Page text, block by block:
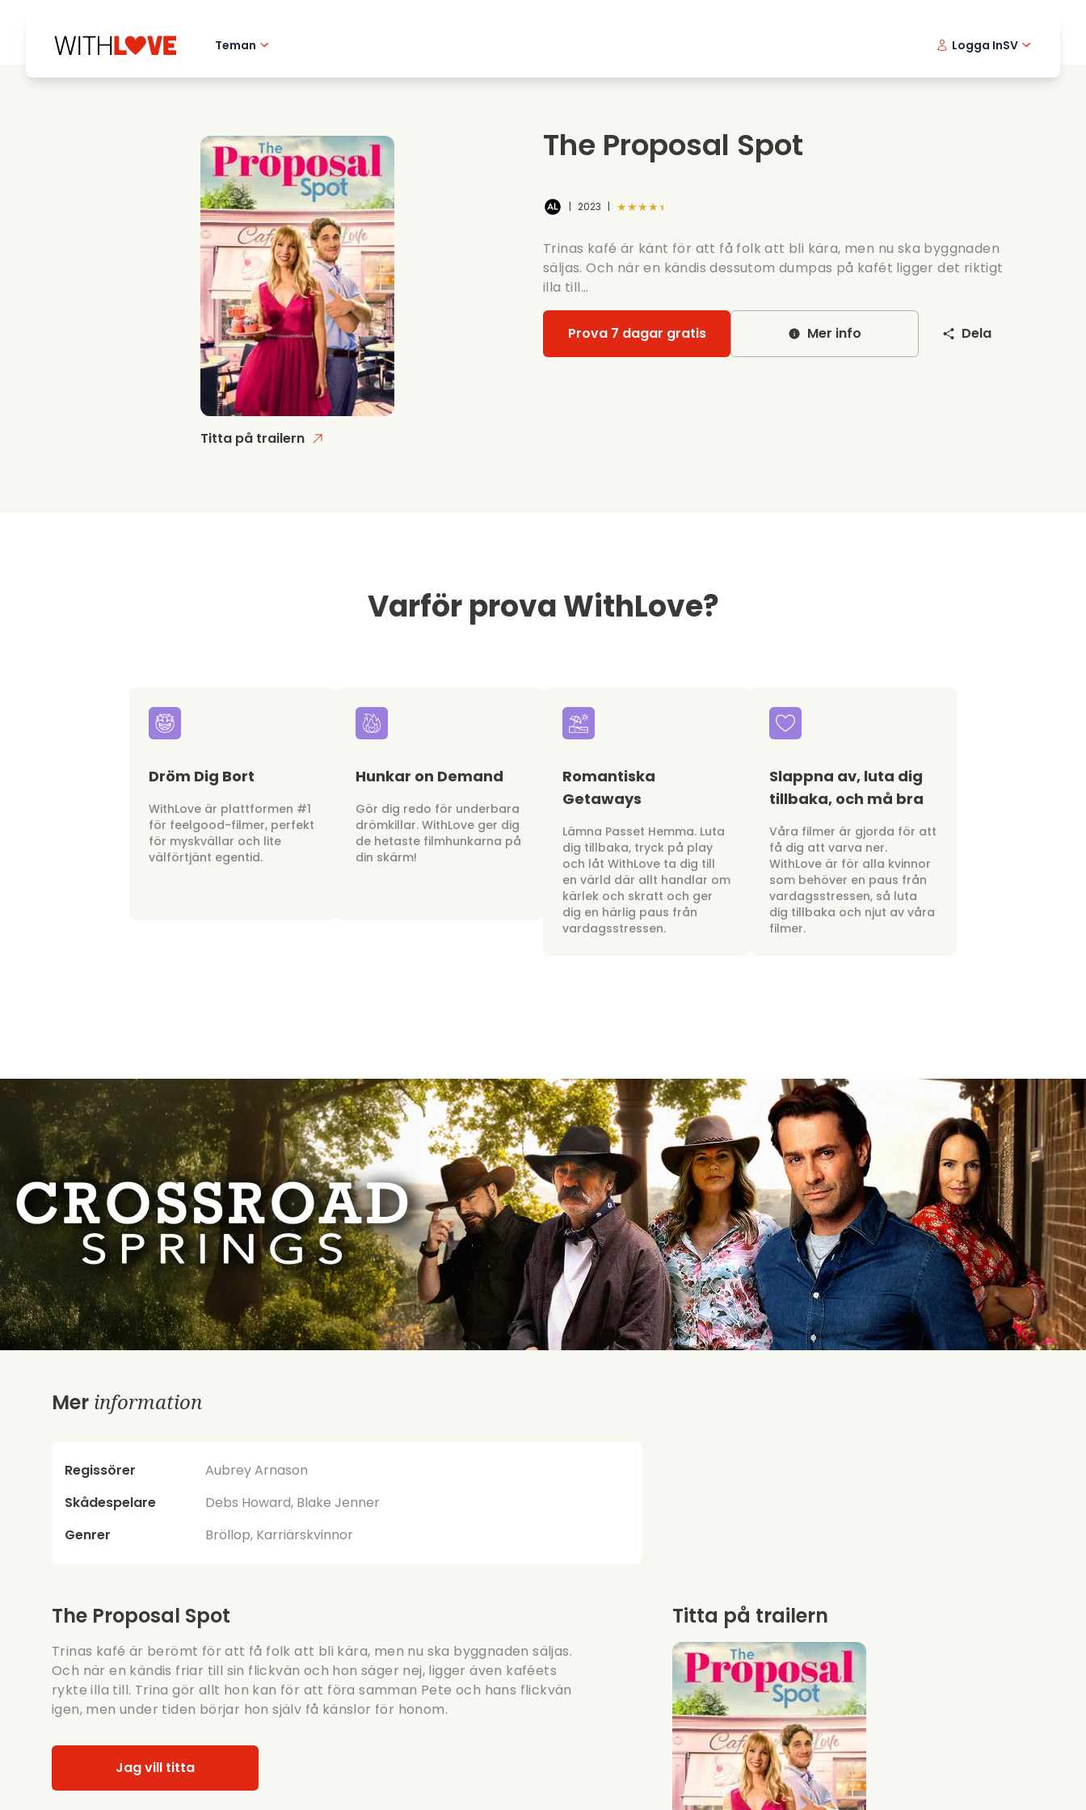
Teman
Mysterier
Sommarfilm
Datingfilmer
Romantiska serier
Logga InSV
Titta på trailern
The Proposal Spot
| 2023 | ★★★★★
Trinas kafé är känt för att få folk att bli kära, men nu ska byggnaden
säljas. Och när en kändis dessutom dumpas på kafét ligger det riktigt
illa till...
Prova 7 dagar gratis Mer info Dela
Varför prova WithLove?
Dröm Dig Bort
WithLove är plattformen #1
för feelgood-filmer, perfekt
för myskvällar och lite
välförtjänt egentid.
Hunkar on Demand
Gör dig redo för underbara
drömkillar. WithLove ger dig
de hetaste filmhunkarna på
din skärm!
Romantiska
Getaways
Lämna Passet Hemma. Luta
dig tillbaka, tryck på play
och låt WithLove ta dig till
en värld där allt handlar om
kärlek och skratt och ger
dig en härlig paus från
vardagsstressen.
Slappna av, luta dig
tillbaka, och må bra
Våra filmer är gjorda för att
få dig att varva ner.
WithLove är för alla kvinnor
som behöver en paus från
vardagsstressen, så luta
dig tillbaka och njut av våra
filmer.
Mer information
Regissörer
Aubrey Arnason
Skådespelare
Debs Howard, Blake Jenner
Genrer
Bröllop, Karriärskvinnor
The Proposal Spot
Trinas kafé är berömt för att få folk att bli kära, men nu ska byggnaden säljas.
Och när en kändis friar till sin flickvän och hon säger nej, ligger även kaféets
rykte illa till. Trina gör allt hon kan för att föra samman Pete och hans flickvän
igen, men under tiden börjar hon själv få känslor för honom.
Jag vill titta
Titta på trailern